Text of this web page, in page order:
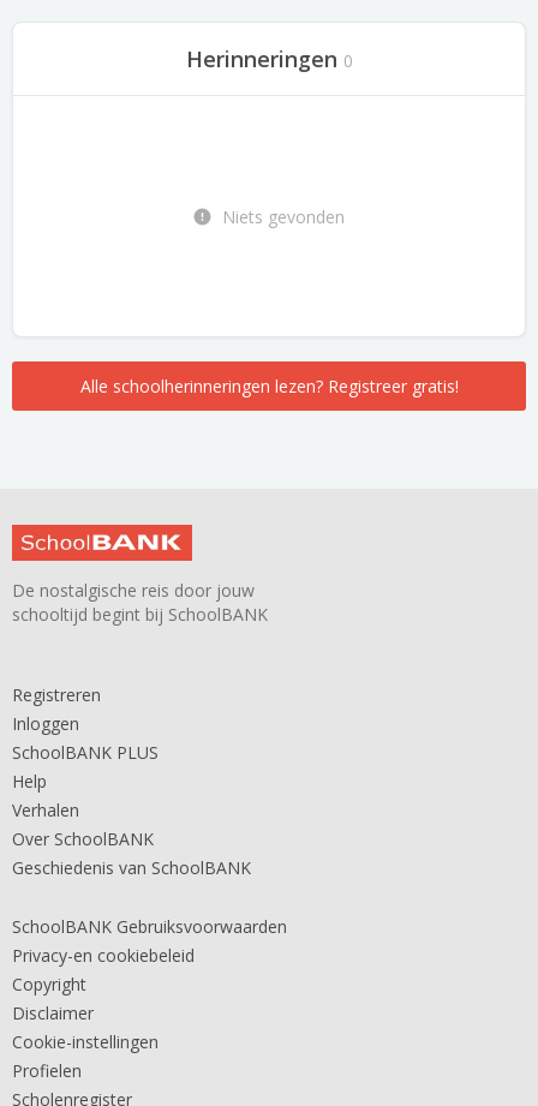
Herinneringen 0
Niets gevonden
Alle schoolherinneringen lezen? Registreer gratis!
De nostalgische reis door jouw
schooltijd begint bij SchoolBANK
Registreren
Inloggen
SchoolBANK PLUS
Help
Verhalen
Over SchoolBANK
Geschiedenis van SchoolBANK
SchoolBANK Gebruiksvoorwaarden
Privacy-en cookiebeleid
Copyright
Disclaimer
Cookie-instellingen
Profielen
Scholenregister